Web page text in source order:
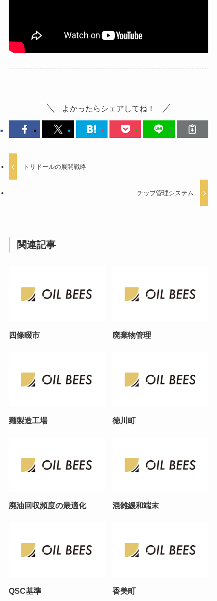
よかったらシェアしてね！
トリドールの展開戦略
チップ管理システム
関連記事
四條畷市 廃棄物管理
麺製造工場 徳川町
廃油回収頻度の最適化 混雑緩和端末
QSC基準 香美町